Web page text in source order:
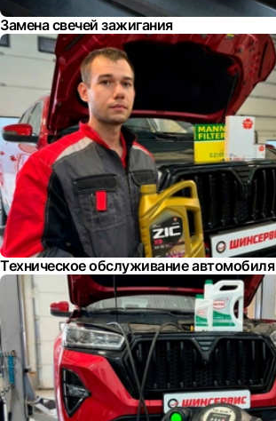
Замена свечей зажигания
Техническое обслуживание автомобиля